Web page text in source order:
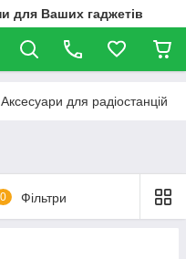
для Ваших гаджетів
Аксесуари для радіостанцій
0 Фільтри